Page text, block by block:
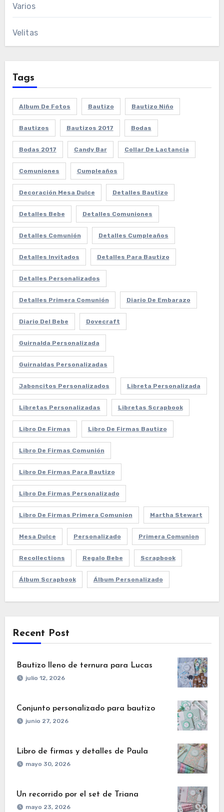
Varios
Velitas
Tags
Album De Fotos Bautizo Bautizo Niño
Bautizos Bautizos 2017 Bodas
Bodas 2017 Candy Bar Collar De Lactancia
Comuniones Cumpleaños
Decoración Mesa Dulce Detalles Bautizo
Detalles Bebe Detalles Comuniones
Detalles Comunión Detalles Cumpleaños
Detalles Invitados Detalles Para Bautizo
Detalles Personalizados
Detalles Primera Comunión Diario De Embarazo
Diario Del Bebe Dovecraft
Guirnalda Personalizada
Guirnaldas Personalizadas
Jaboncitos Personalizados Libreta Personalizada
Libretas Personalizadas Libretas Scrapbook
Libro De Firmas Libro De Firmas Bautizo
Libro De Firmas Comunión
Libro De Firmas Para Bautizo
Libro De Firmas Personalizado
Libro De Firmas Primera Comunion Martha Stewart
Mesa Dulce Personalizado Primera Comunion
Recollections Regalo Bebe Scrapbook
Álbum Scrapbook Álbum Personalizado
Recent Post
Bautizo lleno de ternura para Lucas
julio 12, 2026
Conjunto personalizado para bautizo
junio 27, 2026
Libro de firmas y detalles de Paula
mayo 30, 2026
Un recorrido por el set de Triana
mayo 23, 2026